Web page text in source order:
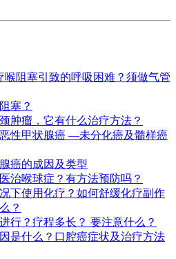
阻塞引致的呼吸困难？须做气管
塞？
肿瘤，它有什么治疗方法？
性甲状腺癌 —未分化癌及髓样癌
癌的成因及类型
治喉球症？有方法预防吗？
下使用化疗？如何舒缓化疗副作
？
行？疗程多长？ 要注意什么？
是什么？口腔癌症状及治疗方法